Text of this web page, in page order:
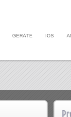
GERÄTE IOS